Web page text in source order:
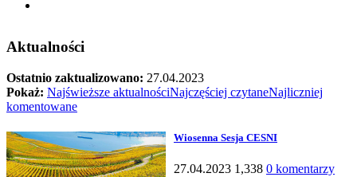
Aktualności
Ostatnio zaktualizowano: 27.04.2023
Pokaż: Najświeższe aktualnościNajczęściej czytaneNajliczniej
komentowane
Wiosenna Sesja CESNI
27.04.2023 1,338 0 komentarzy